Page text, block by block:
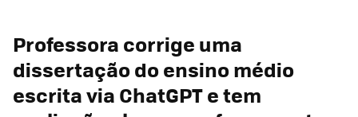
Professora corrige uma
dissertação do ensino médio
escrita via ChatGPT e tem